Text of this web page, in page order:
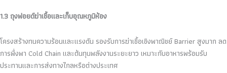
1.3 ถุงฟอยด์ฆ่าเชื้อและเก็บอุณหภูมิห้อง
โครงสร้างทนความร้อนและแรงดัน รองรับการฆ่าเชื้อเชิงพาณิชย์ Barrier สูงมาก ลด
การพึ่งพา Cold Chain และต้นทุนพลังงานระยะยาว เหมาะกับอาหารพร้อมรับ
ประทานและการส่งทางไกลหรือต่างประเทศ